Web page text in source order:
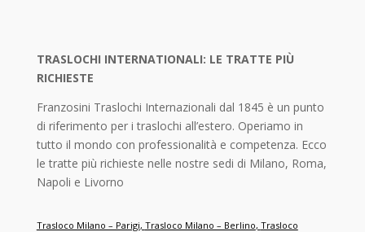
TRASLOCHI INTERNATIONALI: LE TRATTE PIÙ
RICHIESTE
Franzosini Traslochi Internazionali dal 1845 è un punto
di riferimento per i traslochi all’estero. Operiamo in
tutto il mondo con professionalità e competenza. Ecco
le tratte più richieste nelle nostre sedi di Milano, Roma,
Napoli e Livorno
Trasloco Milano – Parigi, Trasloco Milano – Berlino, Trasloco